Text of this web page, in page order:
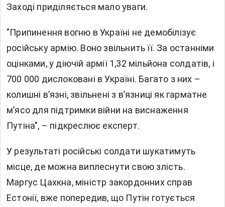
Заході приділяється мало уваги.
"Припинення вогню в Україні не демобілізує
російську армію. Воно звільнить її. За останніми
оцінками, у діючій армії 1,32 мільйона солдатів, і
700 000 дислоковані в Україні. Багато з них –
колишні в’язні, звільнені з в’язниці як гарматне
м’ясо для підтримки війни на виснаження
Путіна", – підкреслює експерт.
У результаті російські солдати шукатимуть
місце, де можна виплеснути свою злість.
Маргус Цахкна, міністр закордонних справ
Естонії, вже попередив, що Путін готується